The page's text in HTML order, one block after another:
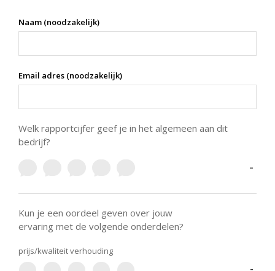
Naam (noodzakelijk)
Email adres (noodzakelijk)
Welk rapportcijfer geef je in het algemeen aan dit
bedrijf?
-
Kun je een oordeel geven over jouw
ervaring met de volgende onderdelen?
prijs/kwaliteit verhouding
-